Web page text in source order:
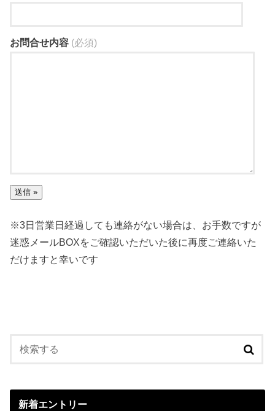
お問合せ内容 (必須)
※3日営業日経過しても連絡がない場合は、お手数ですが
迷惑メールBOXをご確認いただいた後に再度ご連絡いた
だけますと幸いです
新着エントリー